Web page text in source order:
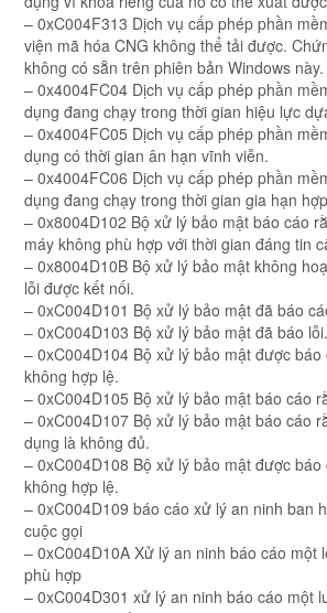
– 0xC004F313 Dịch vụ cấp phép phần
viện mã hóa CNG không thể tải được.
không có sẵn trên phiên bản Windows này.
– 0x4004FC04 Dịch vụ cấp phép phần
dụng đang chạy trong thời gian hiệu lực
– 0x4004FC05 Dịch vụ cấp phép phần
dụng có thời gian ân hạn vĩnh viễn.
– 0x4004FC06 Dịch vụ cấp phép phần
dụng đang chạy trong thời gian gia hạn
– 0x8004D102 Bộ xử lý bảo mật báo cáo
máy không phù hợp với thời gian đáng tin
– 0x8004D10B Bộ xử lý bảo mật không
lỗi được kết nối.
– 0xC004D101 Bộ xử lý bảo mật đã báo
– 0xC004D103 Bộ xử lý bảo mật đã báo lỗi.
– 0xC004D104 Bộ xử lý bảo mật được
không hợp lệ.
– 0xC004D105 Bộ xử lý bảo mật báo cáo
– 0xC004D107 Bộ xử lý bảo mật báo cáo
dụng là không đủ.
– 0xC004D108 Bộ xử lý bảo mật được
không hợp lệ.
– 0xC004D109 báo cáo xử lý an ninh ban
cuộc gọi
– 0xC004D10A Xử lý an ninh báo cáo một
phù hợp
– 0xC004D301 xử lý an ninh báo cáo một